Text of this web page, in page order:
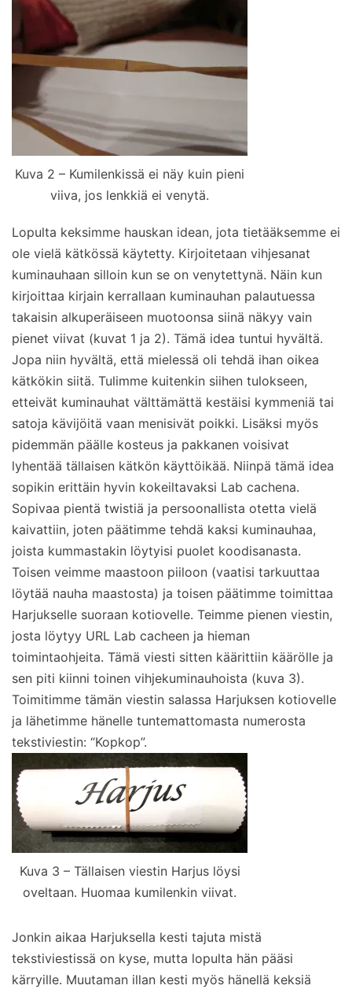
Kuva 2 – Kumilenkissä ei näy kuin pieni
viiva, jos lenkkiä ei venytä.
Lopulta keksimme hauskan idean, jota tietääksemme ei
ole vielä kätkössä käytetty. Kirjoitetaan vihjesanat
kuminauhaan silloin kun se on venytettynä. Näin kun
kirjoittaa kirjain kerrallaan kuminauhan palautuessa
takaisin alkuperäiseen muotoonsa siinä näkyy vain
pienet viivat (kuvat 1 ja 2). Tämä idea tuntui hyvältä.
Jopa niin hyvältä, että mielessä oli tehdä ihan oikea
kätkökin siitä. Tulimme kuitenkin siihen tulokseen,
etteivät kuminauhat välttämättä kestäisi kymmeniä tai
satoja kävijöitä vaan menisivät poikki. Lisäksi myös
pidemmän päälle kosteus ja pakkanen voisivat
lyhentää tällaisen kätkön käyttöikää. Niinpä tämä idea
sopikin erittäin hyvin kokeiltavaksi Lab cachena.
Sopivaa pientä twistiä ja persoonallista otetta vielä
kaivattiin, joten päätimme tehdä kaksi kuminauhaa,
joista kummastakin löytyisi puolet koodisanasta.
Toisen veimme maastoon piiloon (vaatisi tarkuuttaa
löytää nauha maastosta) ja toisen päätimme toimittaa
Harjukselle suoraan kotiovelle. Teimme pienen viestin,
josta löytyy URL Lab cacheen ja hieman
toimintaohjeita. Tämä viesti sitten käärittiin käärölle ja
sen piti kiinni toinen vihjekuminauhoista (kuva 3).
Toimitimme tämän viestin salassa Harjuksen kotiovelle
ja lähetimme hänelle tuntemattomasta numerosta
tekstiviestin: “Kopkop”.
Kuva 3 – Tällaisen viestin Harjus löysi
oveltaan. Huomaa kumilenkin viivat.
Jonkin aikaa Harjuksella kesti tajuta mistä
tekstiviestissä on kyse, mutta lopulta hän pääsi
kärryille. Muutaman illan kesti myös hänellä keksiä